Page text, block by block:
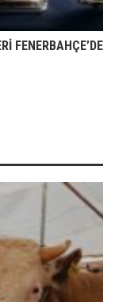
FENERBAHÇE’DE